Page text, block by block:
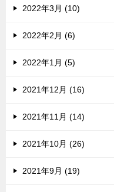
2022年3月 (10)
2022年2月 (6)
2022年1月 (5)
2021年12月 (16)
2021年11月 (14)
2021年10月 (26)
2021年9月 (19)